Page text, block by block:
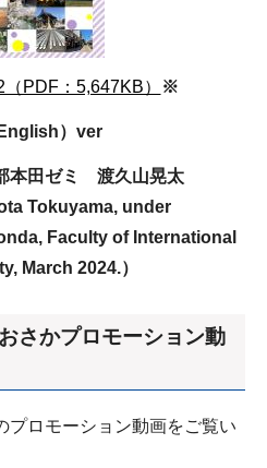
PDF：5,647KB） ※
）ver
本田ゼミ 渡久山晃太
Tokuyama, under
Faculty of International
March 2024.）
さかプロモーション動
プロモーション動画をご覧い